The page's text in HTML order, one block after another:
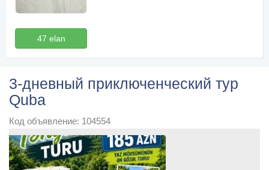
47 elan
3-дневный приключенческий тур
Quba
Код объявление: 104554